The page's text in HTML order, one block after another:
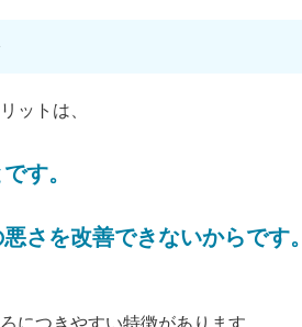
ットは、
す。
さを改善できないからです。